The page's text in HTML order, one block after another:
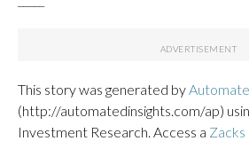
This story was generated by
(http://automatedinsights.com/ap)
Investment Research. Access a